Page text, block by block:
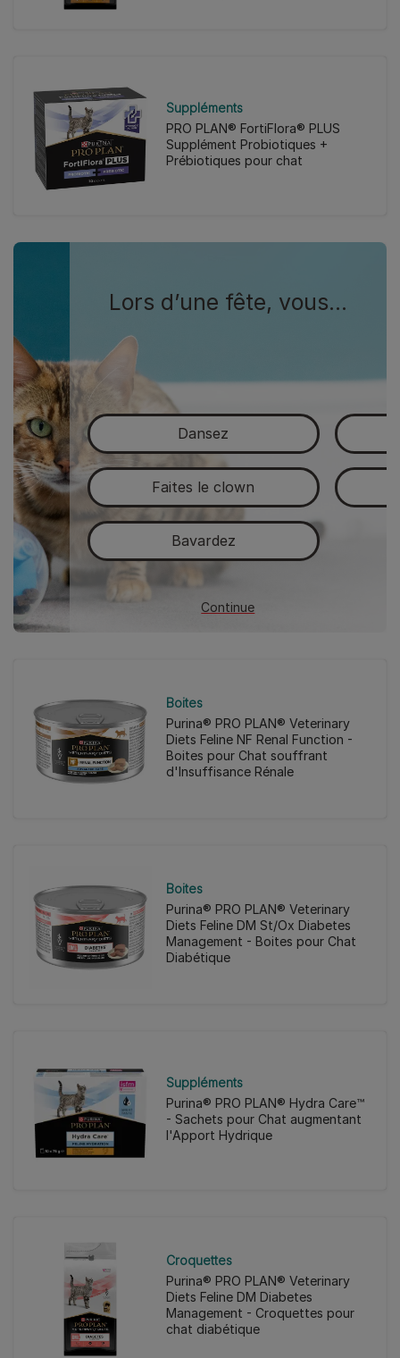
Suppléments
PRO PLAN® FortiFlora® PLUS
Supplément Probiotiques +
Prébiotiques pour chat
Lors d’une fête, vous…
Dansez
Faites le clown
Bavardez
Continue
Boites
Purina® PRO PLAN® Veterinary
Diets Feline NF Renal Function -
Boites pour Chat souffrant
d'Insuffisance Rénale
Boites
Purina® PRO PLAN® Veterinary
Diets Feline DM St/Ox Diabetes
Management - Boites pour Chat
Diabétique
Suppléments
Purina® PRO PLAN® Hydra Care™
- Sachets pour Chat augmentant
l'Apport Hydrique
Croquettes
Purina® PRO PLAN® Veterinary
Diets Feline DM Diabetes
Management - Croquettes pour
chat diabétique